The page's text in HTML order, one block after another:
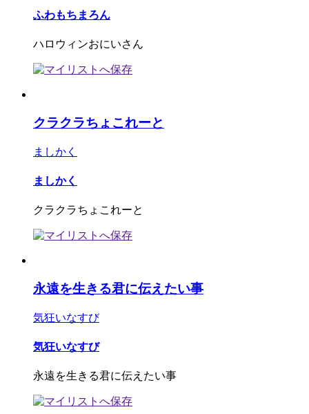
ふわもちまろん
ハロウィンおにいさん
クラクラちょこれーと
ましかく
ましかく
クラクラちょこれーと
永遠を生きる君に伝えたい事
気狂いなすび
気狂いなすび
永遠を生きる君に伝えたい事